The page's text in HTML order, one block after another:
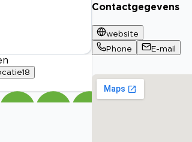
18
Contactgegevens
website
Phone
E-mail